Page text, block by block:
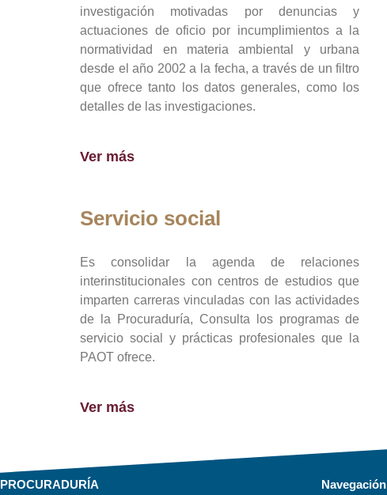
investigación motivadas por denuncias y
actuaciones de oficio por incumplimientos a la
normatividad en materia ambiental y urbana
desde el año 2002 a la fecha, a través de un filtro
que ofrece tanto los datos generales, como los
detalles de las investigaciones.
Ver más
Servicio social
Es consolidar la agenda de relaciones
interinstitucionales con centros de estudios que
imparten carreras vinculadas con las actividades
de la Procuraduría, Consulta los programas de
servicio social y prácticas profesionales que la
PAOT ofrece.
Ver más
PROCURADURÍA Navegación